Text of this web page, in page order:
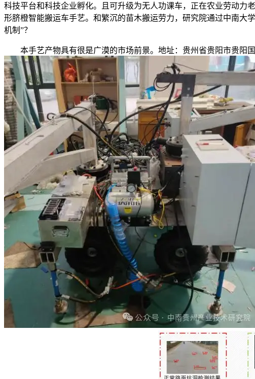
科技平台和科技企业孵化。且可升级为无人功课车，正在农业劳动力
形脐橙智能搬运车手艺。和繁沉的苗木搬运劳力，研究院通过中南大
机制”？
本手艺产物具有很是广漠的市场前景。地址：贵州省贵阳市贵阳国